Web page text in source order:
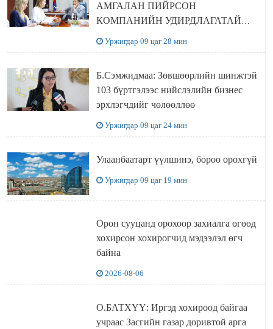
АМГАЛАН ПИЙРСОН
КОМПАНИЙН УДИРДЛАГАТАЙ
Уржигдар 09 цаг 28 мин
Б.Сэмжидмаа: Зөвшөөрлийн шинжтэй
103 бүртгэлээс нийслэлийн бизнес
эрхлэгчдийг чөлөөллөө
Уржигдар 09 цаг 24 мин
Улаанбаатарт үүлшинэ, бороо орохгүй
Уржигдар 09 цаг 19 мин
Орон сууцанд орохоор захиалга өгөөд
хохирсон хохирогчид мэдээлэл өгч
байна
2026-08-06
О.БАТХҮҮ: Иргэд хохироод байгаа
учраас Засгийн газар доривтой арга